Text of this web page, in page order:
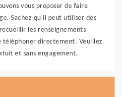
vous proposer de faire
Sachez qu'il peut utiliser des
les renseignements
téléphoner directement. Veuillez
et sans engagement.